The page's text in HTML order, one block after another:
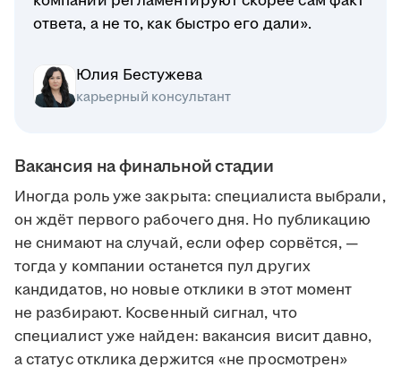
ответа, а не то, как быстро его дали».
Юлия Бестужева
карьерный консультант
Вакансия на финальной стадии
Иногда роль уже закрыта: специалиста выбрали,
он ждёт первого рабочего дня. Но публикацию
не снимают на случай, если офер сорвётся, —
тогда у компании останется пул других
кандидатов, но новые отклики в этот момент
не разбирают. Косвенный сигнал, что
специалист уже найден: вакансия висит давно,
а статус отклика держится «не просмотрен»